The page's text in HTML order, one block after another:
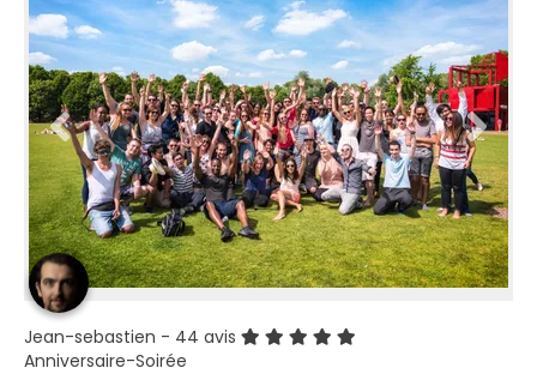
Jean-sebastien - 44 avis
Anniversaire-Soirée